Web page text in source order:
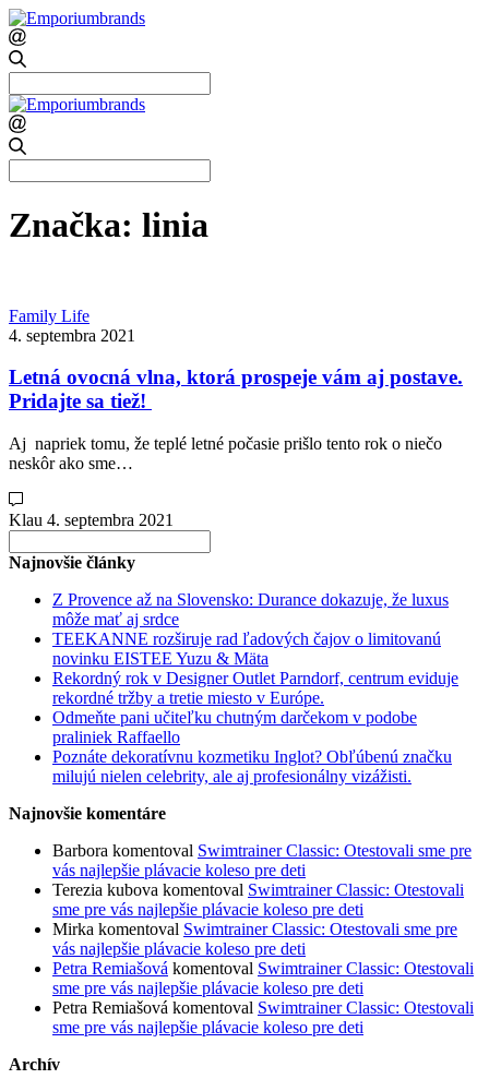
for:
for:
Značka: linia
Family Life
4. septembra 2021
Letná ovocná vlna, ktorá prospeje vám aj postave.
Pridajte sa tiež!
Aj napriek tomu, že teplé letné počasie prišlo tento rok o niečo
neskôr ako sme…
Klau 4. septembra 2021
for:
Najnovšie články
Z Provence až na Slovensko: Durance dokazuje, že luxus
môže mať aj srdce
TEEKANNE rozširuje rad ľadových čajov o limitovanú
novinku EISTEE Yuzu & Mäta
Rekordný rok v Designer Outlet Parndorf, centrum eviduje
rekordné tržby a tretie miesto v Európe.
Odmeňte pani učiteľku chutným darčekom v podobe
praliniek Raffaello
Poznáte dekoratívnu kozmetiku Inglot? Obľúbenú značku
milujú nielen celebrity, ale aj profesionálny vizážisti.
Najnovšie komentáre
Barbora komentoval Swimtrainer Classic: Otestovali sme pre
vás najlepšie plávacie koleso pre deti
Terezia kubova komentoval Swimtrainer Classic: Otestovali
sme pre vás najlepšie plávacie koleso pre deti
Mirka komentoval Swimtrainer Classic: Otestovali sme pre
vás najlepšie plávacie koleso pre deti
Petra Remiašová komentoval Swimtrainer Classic: Otestovali
sme pre vás najlepšie plávacie koleso pre deti
Petra Remiašová komentoval Swimtrainer Classic: Otestovali
sme pre vás najlepšie plávacie koleso pre deti
Archív